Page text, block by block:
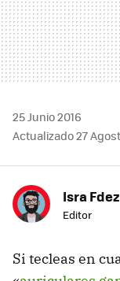
25 Junio 2016
Actualizado 27
Isra Fdez
Editor
Si tecleas en